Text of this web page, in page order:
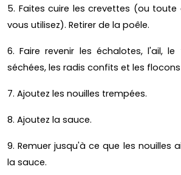
5. Faites cuire les crevettes (ou
vous utilisez). Retirer de la poêle.
6. Faire revenir les échalotes, l'ail,
séchées, les radis confits et les
7. Ajoutez les nouilles trempées.
8. Ajoutez la sauce.
9. Remuer jusqu'à ce que les nouilles
la sauce.